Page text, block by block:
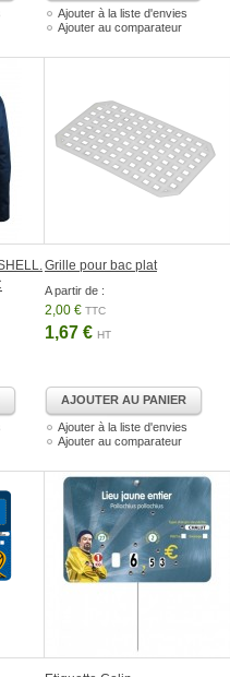
Ajouter à la liste d'envies
Ajouter au comparateur
Grille pour bac plat
A partir de :
2,00 € TTC
1,67 € HT
AJOUTER AU PANIER
Ajouter à la liste d'envies
Ajouter au comparateur